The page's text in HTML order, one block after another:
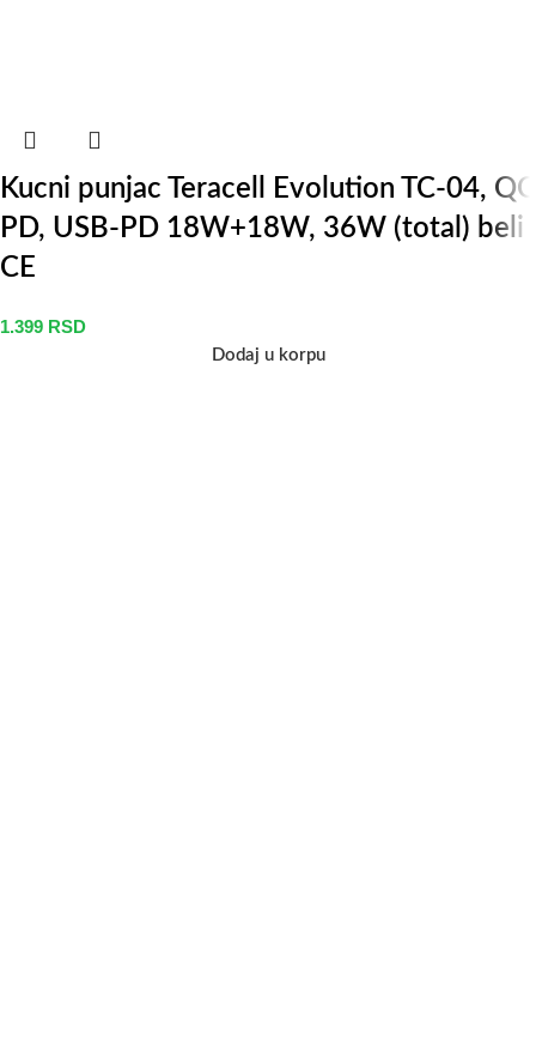
Kucni punjac Teracell Evolution TC-04, QC
PD, USB-PD 18W+18W, 36W (total) beli
CE
1.399 RSD
Dodaj u korpu